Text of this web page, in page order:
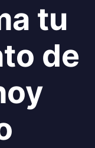
tu
de